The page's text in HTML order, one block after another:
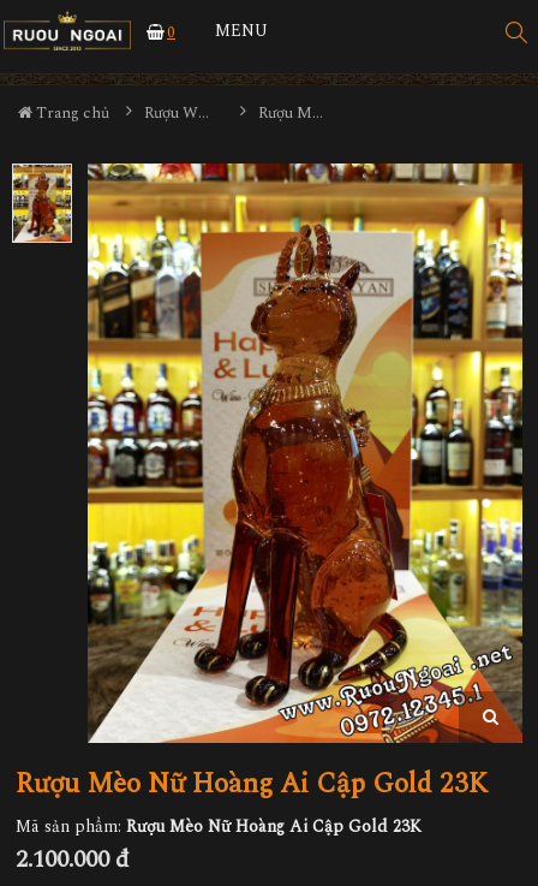
0 MENU
Trang chủ Rượu Whisky Rượu Mèo Nữ Hoàng Ai Cập Gold 23K
Rượu Mèo Nữ Hoàng Ai Cập Gold 23K
Mã sản phẩm: Rượu Mèo Nữ Hoàng Ai Cập Gold 23K
2.100.000 đ